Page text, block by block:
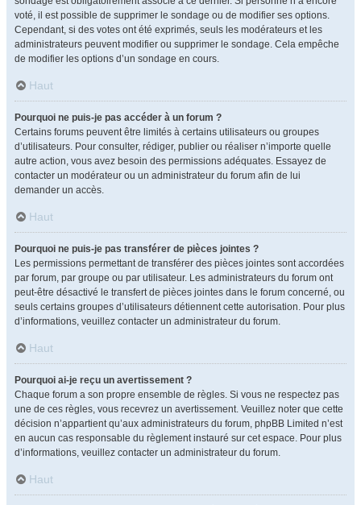
voté, il est possible de supprimer le sondage ou de modifier ses options.
Cependant, si des votes ont été exprimés, seuls les modérateurs et les
administrateurs peuvent modifier ou supprimer le sondage. Cela empêche
de modifier les options d’un sondage en cours.
Haut
Pourquoi ne puis-je pas accéder à un forum ?
Certains forums peuvent être limités à certains utilisateurs ou groupes
d’utilisateurs. Pour consulter, rédiger, publier ou réaliser n’importe quelle
autre action, vous avez besoin des permissions adéquates. Essayez de
contacter un modérateur ou un administrateur du forum afin de lui
demander un accès.
Haut
Pourquoi ne puis-je pas transférer de pièces jointes ?
Les permissions permettant de transférer des pièces jointes sont accordées
par forum, par groupe ou par utilisateur. Les administrateurs du forum ont
peut-être désactivé le transfert de pièces jointes dans le forum concerné, ou
seuls certains groupes d’utilisateurs détiennent cette autorisation. Pour plus
d’informations, veuillez contacter un administrateur du forum.
Haut
Pourquoi ai-je reçu un avertissement ?
Chaque forum a son propre ensemble de règles. Si vous ne respectez pas
une de ces règles, vous recevrez un avertissement. Veuillez noter que cette
décision n’appartient qu’aux administrateurs du forum, phpBB Limited n’est
en aucun cas responsable du règlement instauré sur cet espace. Pour plus
d’informations, veuillez contacter un administrateur du forum.
Haut